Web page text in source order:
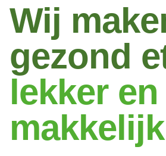
Wij
gezond
lekker en
makkelijk